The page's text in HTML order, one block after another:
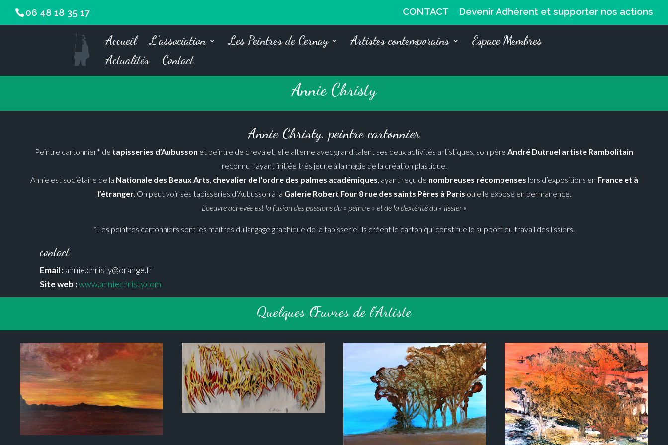
06 48 18 35 17 CONTACT Devenir Adhérent et supporter nos actions
Accueil L’association Les Peintres de Cernay Artistes contemporains
Espace Membres
Actualités
Contact
Annie Christy
Annie Christy, peintre cartonnier
Peintre cartonnier* de tapisseries d’Aubusson et peintre de chevalet, elle alterne avec grand talent ses deux activités artistiques, son père André Dutruel artiste Rambolitain
reconnu, l’ayant initiée très jeune à la magie de la création plastique.
Annie est sociétaire de la Nationale des Beaux Arts, chevalier de l’ordre des palmes académiques, ayant reçu de nombreuses récompenses lors d’expositions en France et à
l’étranger. On peut voir ses tapisseries d’Aubusson à la Galerie Robert Four 8 rue des saints Pères à Paris ou elle expose en permanence.
L’oeuvre achevée est la fusion des passions du « peintre » et de la dextérité du « lissier »
*Les peintres cartonniers sont les maîtres du langage graphique de la tapisserie, ils créent le carton qui constitue le support du travail des lissiers.
contact
Email :annie.christy@orange.fr
Site web :www.anniechristy.com
Quelques Œuvres de l’Artiste